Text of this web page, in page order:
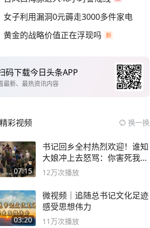
女子利用漏洞0元薅走3000多件家电
黄金的战略价值正在浮现吗
码下载今日头条APP
最新、最热资讯内容
精彩视频 换一换
07:15
书记回乡全村热烈欢迎！谁知
大娘冲上去怒骂：你害死我儿
子
12万次播放
03:20
微视频｜追随总书记文化足迹
感受思想伟力
11万次播放